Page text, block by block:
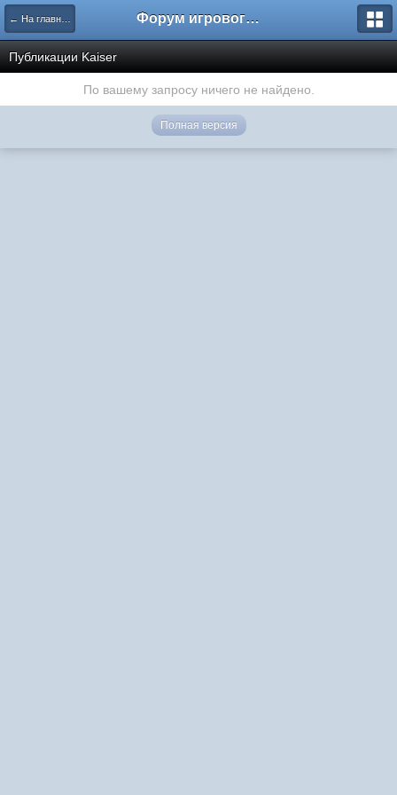
← На главную Форум игрового проекта Riverrise
Публикации Kaiser
По вашему запросу ничего не найдено.
Полная версия